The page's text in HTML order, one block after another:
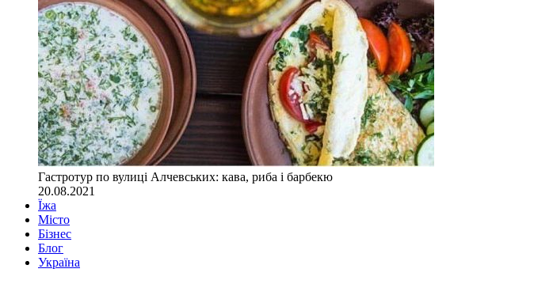
Гастротур по вулиці Алчевських: кава, риба і барбекю
20.08.2021
Їжа
Місто
Бізнес
Блог
Україна